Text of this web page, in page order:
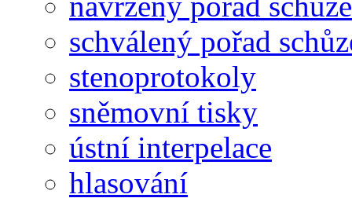
schválený pořad
stenoprotokoly
sněmovní tisky
ústní interpelace
hlasování